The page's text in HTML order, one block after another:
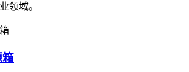
领域。
箱